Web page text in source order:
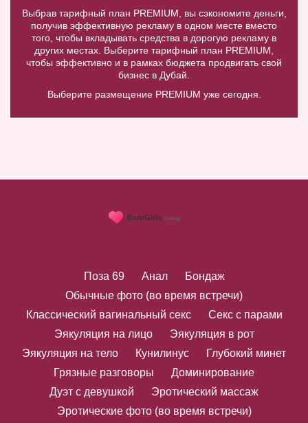
Выбрав тарифный план PREMIUM, вы сэкономите деньги,
получив эффективную рекламу в одном месте вместо
того, чтобы вкладывать средства в дорогую рекламу в
других местах. Выберите тарифный план PREMIUM,
чтобы эффективно и в рамках бюджета продвигать свой
бизнес в Дубай.
Выберите размещение PREMIUM уже сегодня.
Поза 69 Анал
Бондаж
Обычные фото (во время встречи)
Классический вагинальный секс
Секс с парами
Эякуляция на лицо
Эякуляция в рот
Эякуляция на тело
Кунилинус
Глубокий минет
Грязные разговоры
Доминирование
Дуэт с девушкой
Эротический массаж
Эротические фото (во время встречи)